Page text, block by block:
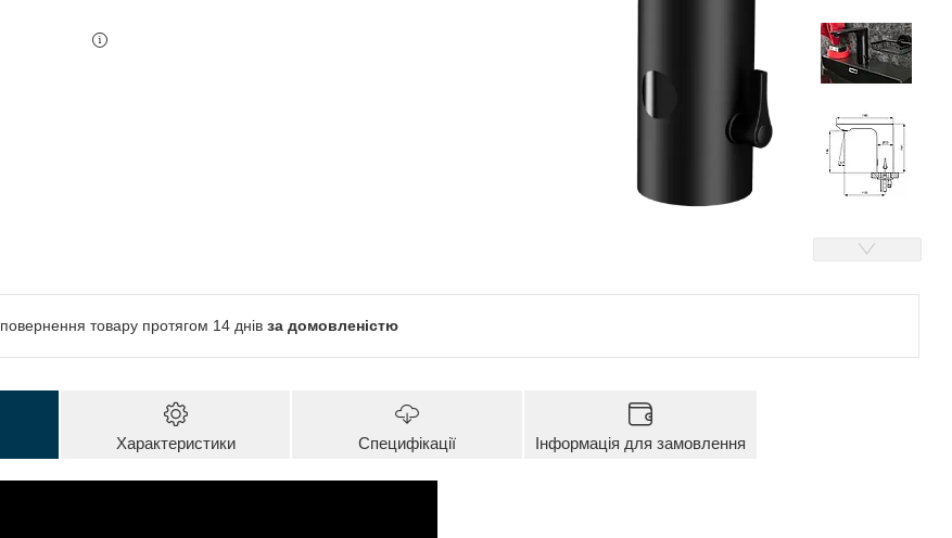
повернення товару протягом 14 днів за домовленістю
Характеристики Специфікації Інформація для замовлення